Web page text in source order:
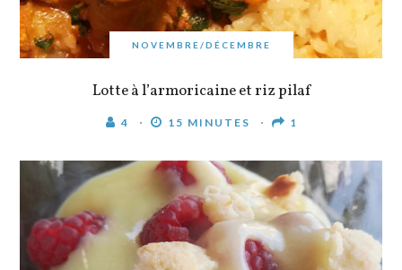
NOVEMBRE/DÉCEMBRE
Lotte à l’armoricaine et riz pilaf
4 15 MINUTES 1